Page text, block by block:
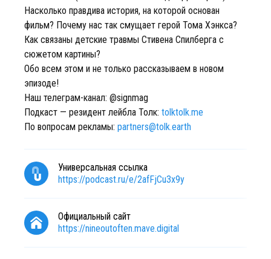
Насколько правдива история, на которой основан
фильм? Почему нас так смущает герой Тома Хэнкса?
Как связаны детские травмы Стивена Спилберга с
сюжетом картины?
Обо всем этом и не только рассказываем в новом
эпизоде!
Наш телеграм-канал: @signmag
Подкаст — резидент лейбла Толк: tolktolk.me
По вопросам рекламы: partners@tolk.earth
Универсальная ссылка
https://podcast.ru/e/2afFjCu3x9y
Официальный сайт
https://nineoutoften.mave.digital